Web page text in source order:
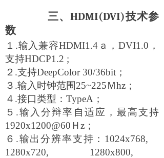
三、HDMI(DVI)技术参
数
１.输入兼容HDMI1.4ａ，DVI1.0，
支持HDCP1.2 ;
２.支持DeepColor 30/36bit；
３.输入时钟范围25~225Ｍhz；
４.接口类型：TypeA；
５.输入分辩率自适应，最高支持
1920x1200@60Ｈz；
６.输出分辨率支持：1024x768,
1280x720, 1280x800,